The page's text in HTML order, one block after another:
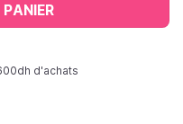
d'achats